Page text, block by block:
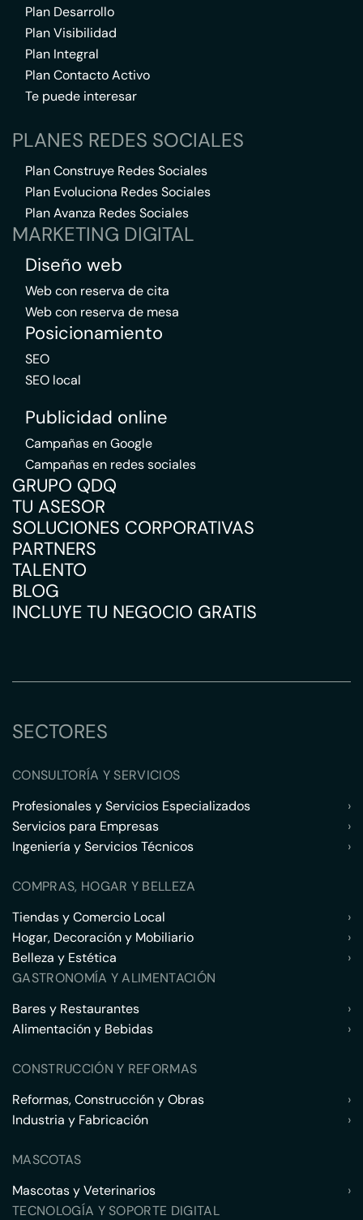
Plan Desarrollo
Plan Visibilidad
Plan Integral
Plan Contacto Activo
Te puede interesar
PLANES REDES SOCIALES
Plan Construye Redes Sociales
Plan Evoluciona Redes Sociales
Plan Avanza Redes Sociales
MARKETING DIGITAL
Diseño web
Web con reserva de cita
Web con reserva de mesa
Posicionamiento
SEO
SEO local
Publicidad online
Campañas en Google
Campañas en redes sociales
GRUPO QDQ
TU ASESOR
SOLUCIONES CORPORATIVAS
PARTNERS
TALENTO
BLOG
INCLUYE TU NEGOCIO GRATIS
SECTORES
CONSULTORÍA Y SERVICIOS
Profesionales y Servicios Especializados
›
Servicios para Empresas
›
Ingeniería y Servicios Técnicos
›
COMPRAS, HOGAR Y BELLEZA
Tiendas y Comercio Local
›
Hogar, Decoración y Mobiliario
›
Belleza y Estética
›
GASTRONOMÍA Y ALIMENTACIÓN
Bares y Restaurantes
›
Alimentación y Bebidas
›
CONSTRUCCIÓN Y REFORMAS
Reformas, Construcción y Obras
›
Industria y Fabricación
›
MASCOTAS
Mascotas y Veterinarios
›
TECNOLOGÍA Y SOPORTE DIGITAL